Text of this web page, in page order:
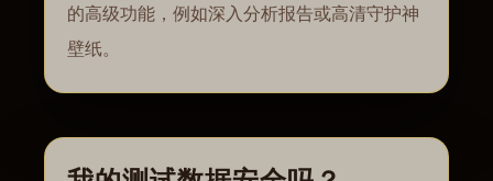
的高级功能，例如深入分析报告或高清守护神
壁纸。